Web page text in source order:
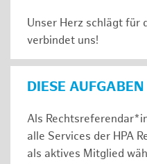
Unser Herz schlägt für
verbindet uns!
DIESE
Als
alle Services der HPA
als aktives Mitglied